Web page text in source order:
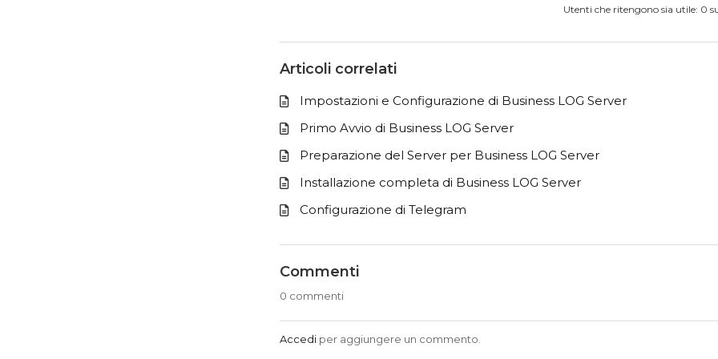
Utenti che ritengono sia utile: 0
Articoli correlati
Impostazioni e Configurazione di Business LOG Server
Primo Avvio di Business LOG Server
Preparazione del Server per Business LOG Server
Installazione completa di Business LOG Server
Configurazione di Telegram
Commenti
0 commenti
Accedi per aggiungere un commento.